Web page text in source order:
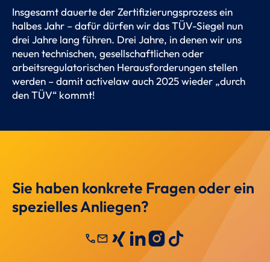
Insgesamt dauerte der Zertifizierungsprozess ein
halbes Jahr – dafür dürfen wir das TÜV-Siegel nun
drei Jahre lang führen. Drei Jahre, in denen wir uns
neuen technischen, gesellschaftlichen oder
arbeitsregulatorischen Herausforderungen stellen
werden – damit activelaw auch 2025 wieder „durch
den TÜV“ kommt!
Sie haben konkrete Fragen oder ein
spezielles Anliegen?
callmail